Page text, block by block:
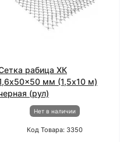
рабица ХК
мм (1,5x10 м)
(рул)
Нет в наличии
Код Товара: 3350